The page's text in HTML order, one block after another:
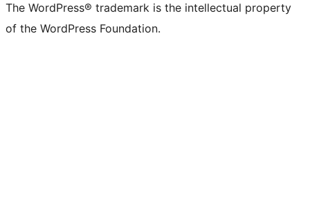
The WordPress® trademark is the intellectual property
of the WordPress Foundation.